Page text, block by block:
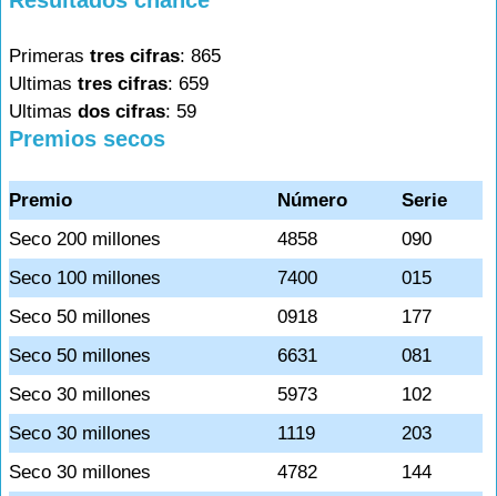
Primeras tres cifras: 865
Ultimas tres cifras: 659
Ultimas dos cifras: 59
Premios secos
Premio Número
Serie
Seco 200 millones
4858
090
Seco 100 millones
7400
015
Seco 50 millones
0918
177
Seco 50 millones
6631
081
Seco 30 millones
5973
102
Seco 30 millones
1119
203
Seco 30 millones
4782
144